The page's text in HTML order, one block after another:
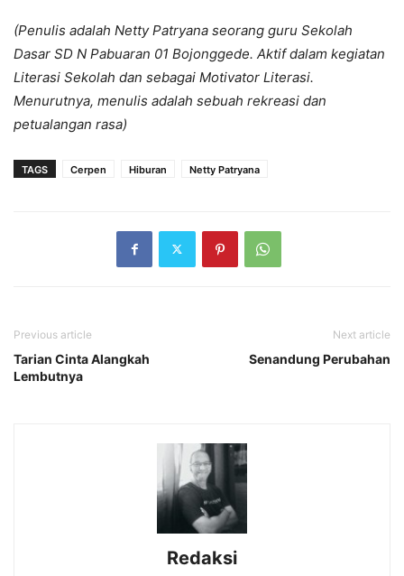
(Penulis adalah Netty Patryana seorang guru Sekolah
Dasar SD N Pabuaran 01 Bojonggede. Aktif dalam kegiatan
Literasi Sekolah dan sebagai Motivator Literasi.
Menurutnya, menulis adalah sebuah rekreasi dan
petualangan rasa)
TAGS Cerpen Hiburan Netty Patryana
Previous article
Tarian Cinta Alangkah
Lembutnya
Next article
Senandung Perubahan
Redaksi